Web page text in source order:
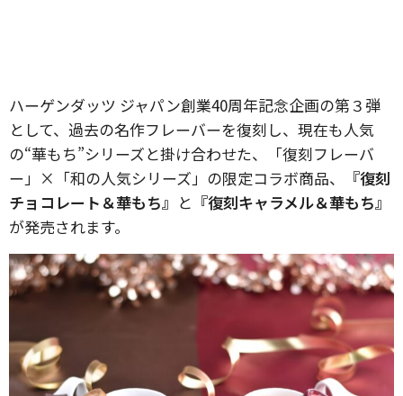
ハーゲンダッツ ジャパン創業40周年記念企画の第３弾
として、過去の名作フレーバーを復刻し、現在も人気
の“華もち”シリーズと掛け合わせた、「復刻フレーバ
ー」×「和の人気シリーズ」の限定コラボ商品、
『復刻
チョコレート＆華もち』 と 『復刻キャラメル＆華もち』
が発売されます。